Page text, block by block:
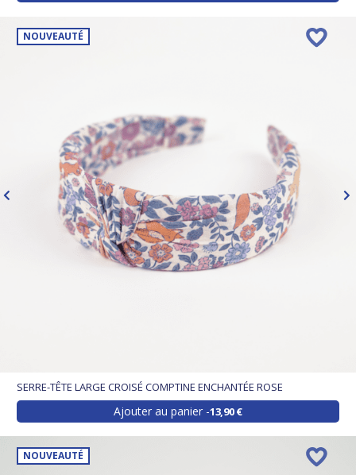
NOUVEAUTÉ
SERRE-TÊTE LARGE CROISÉ COMPTINE ENCHANTÉE ROSE
Ajouter au panier 13,90 €
NOUVEAUTÉ